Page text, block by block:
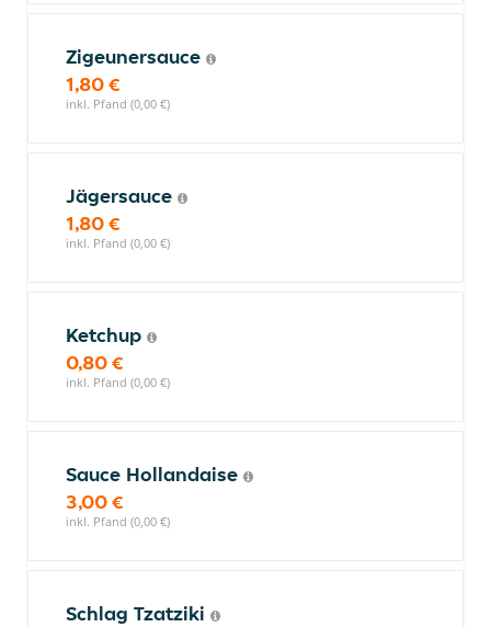
Zigeunersauce
1,80 €
inkl. Pfand (0,00 €)
Jägersauce
1,80 €
inkl. Pfand (0,00 €)
Ketchup
0,80 €
inkl. Pfand (0,00 €)
Sauce Hollandaise
3,00 €
inkl. Pfand (0,00 €)
Schlag Tzatziki